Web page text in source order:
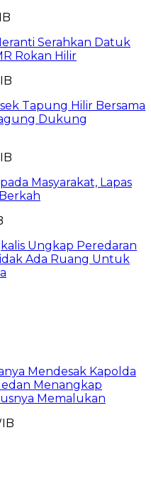
Serahkan Datuk
Rokan Hilir
Tapung Hilir Bersama
Dukung
Masyarakat, Lapas
Ungkap Peredaran
Ada Ruang Untuk
Mendesak Kapolda
Menangkap
Memalukan